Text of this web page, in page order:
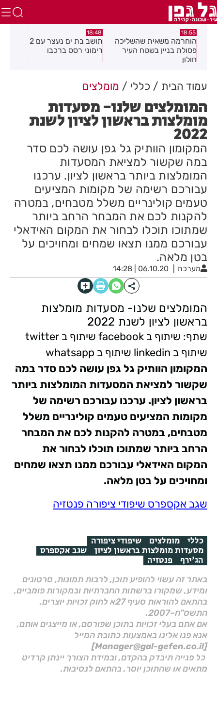
18:48
תושב בת ים נעצר עם 2
רימוני רסס ברכבו
16:21
יום שני ברציפות: שני שוהים
בלתי חוקיים אותרו ברמת גן
עמוד הבית כללי מומלצים
המומלצים שלנו- מסעדות
מומלצות בראשון לציון לשנת
2022
המקומון הוותיק גל גפן עושה לכם סדר
במה שקשור למציאת המסעדות
המומלצות ביותר בראשון לציון. ערכנו
עבורכם רשימה של מקומות המציעים
טעמים קולינריים משלל מטבחים, במטרה
להקנות לכם את המבחר הרחב ביותר
שמתוכו תוכלו לבחור את המקום האידאלי
עבורכם ממנו תצאו שמחים ומחויכים על
בטן מלאה.
מערכת 06.10.20 | 14:28
המומלצים שלנו- מסעדות מומלצות
בראשון לציון לשנת 2022
שתף: שיתוף ב facebook שיתוף ב twitter
שיתוף ב linkedin שיתוף ב whatsapp
המקומון הוותיק גל גפן עושה לכם סדר במה
שקשור למציאת המסעדות המומלצות ביותר
בראשון לציון. ערכנו עבורכם רשימה של
מקומות המציעים טעמים קולינריים משלל
מטבחים, במטרה להקנות לכם את המבחר
הרחב ביותר שמתוכו תוכלו לבחור את
המקום האידאלי עבורכם ממנו תצאו שמחים
ומחויכים על בטן מלאה.
שגב אקספרס שיפודי ציפורה פנטזיה
כללי מומלצים שיפודי ציפורה
מסעדות מומלצות בראשון לציון שגב אקספרס
הג'ירף פנטזיה
באתר זה עשוי להופיע תוכן, לרבות תמונות, סרטונים
ומידע, שמקורו ברשתות החברתיות ובמקורות פומביים,
בהתאם להוראות סעיף 27א לחוק זכויות יוצרים,
התשס"ח–2007.
אם אתם בעלי זכויות בתוכן שפורסם, או מייצגים אותם,
אנא פנו אלינו באמצעות כתובת המייל
[Manager@gal-gefen.co.il]
כל פנייה תיבדק בהקדם, ובמידת הצורך יינתן קרדיט
מתאים או שהתוכן יוסר, בהתאם לנסיבות.